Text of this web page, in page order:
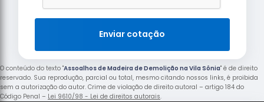
Enviar cotação
O conteúdo do texto "Assoalhos de Madeira de Demolição na Vila Sônia" é de direito
reservado. Sua reprodução, parcial ou total, mesmo citando nossos links, é proibida
sem a autorização do autor. Crime de violação de direito autoral – artigo 184 do
Código Penal – Lei 9610/98 - Lei de direitos autorais.